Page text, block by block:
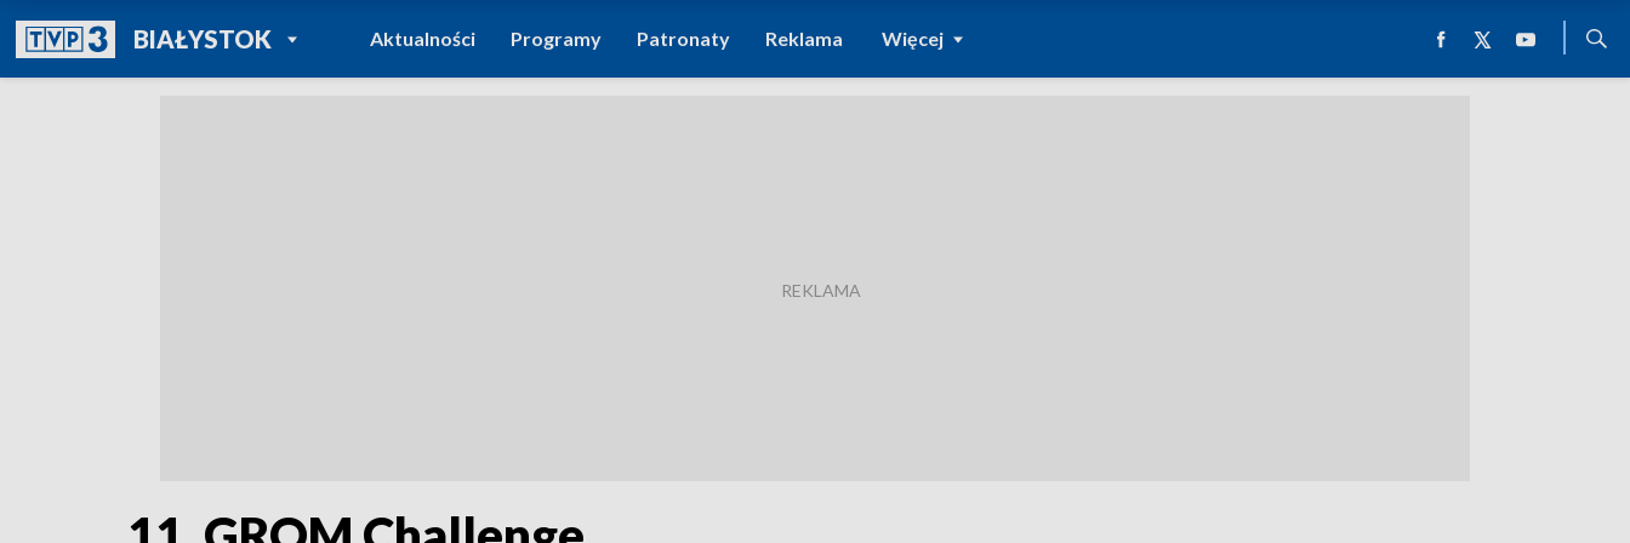
BIAŁYSTOKPOWRÓT DO
TVP REGIONY
Aktualności Programy Patronaty Reklama Więcej